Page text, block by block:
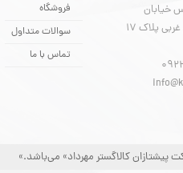
کالاگستر مهرداد» می‌باشد.»
فروشگاه
سوالات متداول
تماس با ما
خیابان
پلاک ۱۷